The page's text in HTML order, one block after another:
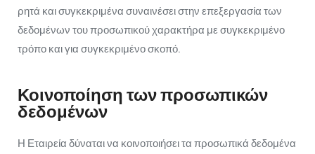
ρητά και συγκεκριμένα συναινέσει στην επεξεργασία των
δεδομένων του προσωπικού χαρακτήρα με συγκεκριμένο
τρόπο και για συγκεκριμένο σκοπό.
Κοινοποίηση των προσωπικών
δεδομένων
Η Εταιρεία δύναται να κοινοποιήσει τα προσωπικά δεδομένα